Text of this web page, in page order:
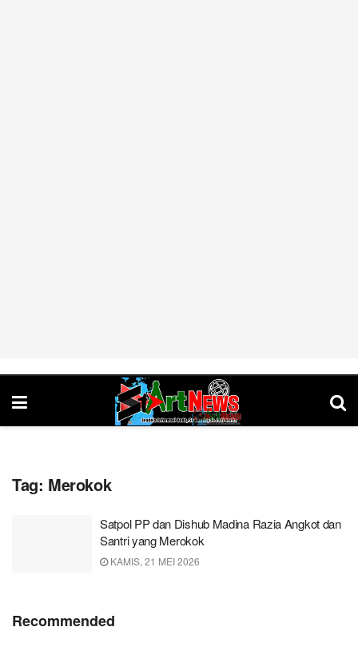
Tag: Merokok
Satpol PP dan Dishub Madina Razia Angkot dan
Santri yang Merokok
KAMIS, 21 MEI 2026
Recommended